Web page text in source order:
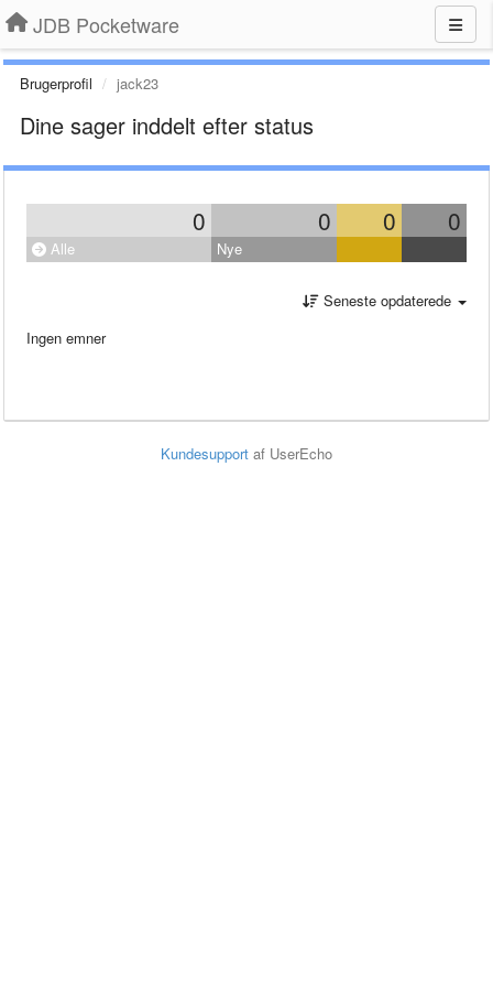
JDB Pocketware
Brugerprofil jack23
Dine sager inddelt efter status
0 0 0 0
Alle Nye
Seneste opdaterede
Ingen emner
Kundesupport af UserEcho